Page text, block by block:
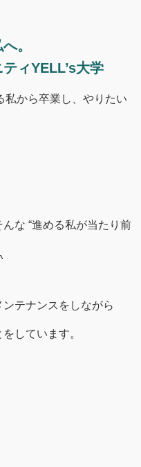
。
ィYELL’s大学
私から卒業し、やりたい
な “進める私が当たり前
テナンスをしながら
しています。